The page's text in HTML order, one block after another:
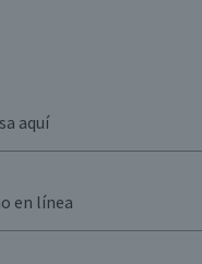
aquí
en línea